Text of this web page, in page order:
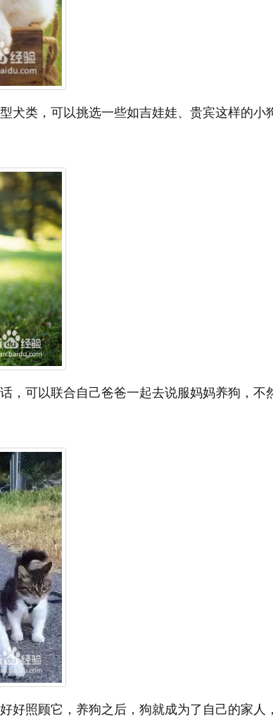
犬类，可以挑选一些如吉娃娃、贵宾这样的小
，可以联合自己爸爸一起去说服妈妈养狗，不
好照顾它，养狗之后，狗就成为了自己的家人